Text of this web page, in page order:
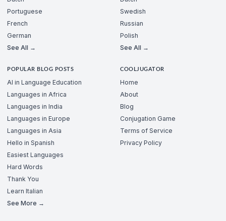
Portuguese
French
German
See All →
Swedish
Russian
Polish
See All →
POPULAR BLOG POSTS
AI in Language Education
Languages in Africa
Languages in India
Languages in Europe
Languages in Asia
Hello in Spanish
Easiest Languages
Hard Words
Thank You
Learn Italian
See More →
COOLJUGATOR
Home
About
Blog
Conjugation Game
Terms of Service
Privacy Policy